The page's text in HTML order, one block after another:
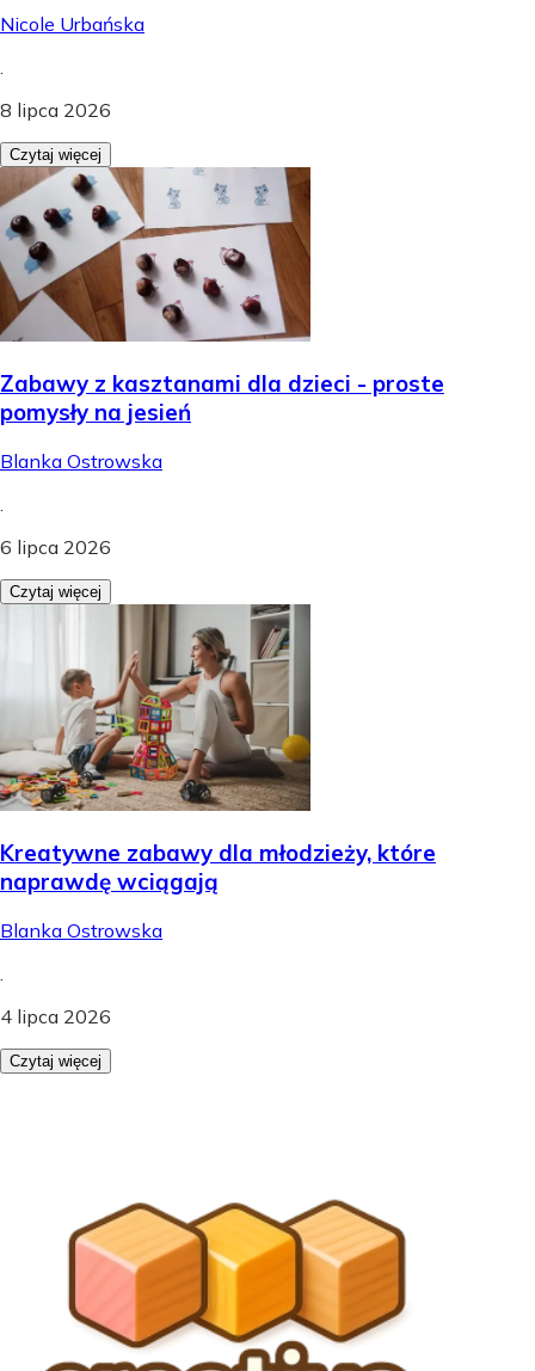
Nicole Urbańska
.
8 lipca 2026
Czytaj więcej
Zabawy z kasztanami dla dzieci - proste
pomysły na jesień
Blanka Ostrowska
6 lipca 2026
Czytaj więcej
Kreatywne zabawy dla młodzieży, które
naprawdę wciągają
Blanka Ostrowska
4 lipca 2026
Czytaj więcej